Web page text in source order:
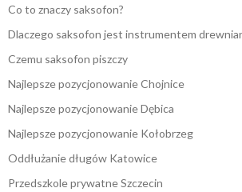
Co to znaczy saksofon?
Dlaczego saksofon jest instrumentem
Czemu saksofon piszczy
Najlepsze pozycjonowanie Chojnice
Najlepsze pozycjonowanie Dębica
Najlepsze pozycjonowanie Kołobrzeg
Oddłużanie długów Katowice
Przedszkole prywatne Szczecin